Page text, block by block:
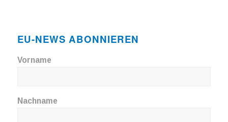
EU-NEWS ABONNIEREN
Vorname
Nachname